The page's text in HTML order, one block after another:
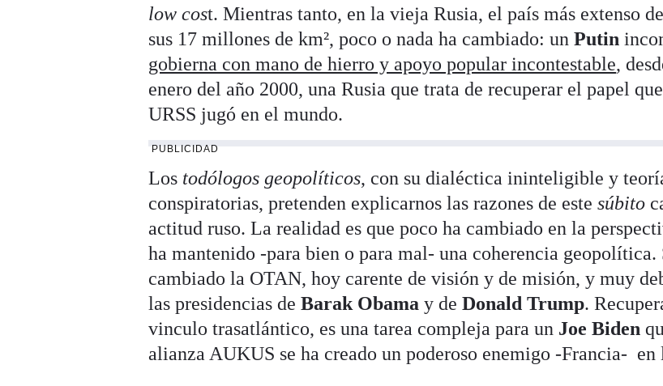
low cost. Mientras tanto, en la vieja Rusia, el país más extenso
sus 17 millones de km², poco o nada ha cambiado: unPutin
gobierna con mano de hierro y apoyo popular incontestable,
enero del año 2000, una Rusia que trata de recuperar el papel
URSS jugó en el mundo.
PUBLICIDAD
Los todólogos geopolíticos, con su dialéctica ininteligible y
conspiratorias, pretenden explicarnos las razones de estesúbito
actitud ruso. La realidad es que poco ha cambiado en la
ha mantenido -para bien o para mal- una coherencia geopolítica.
cambiado la OTAN, hoy carente de visión y de misión, y muy
las presidencias deBarak Obama y deDonald Trump.
vinculo trasatlántico, es una tarea compleja para un Joe Biden
alianza AUKUS se ha creado un poderoso enemigo -Francia- en